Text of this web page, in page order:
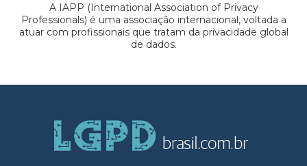
A IAPP (International Association of Privacy
Professionals) é uma associação internacional, voltada a
atuar com profissionais que tratam da privacidade global
de dados.